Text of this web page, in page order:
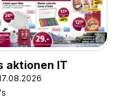
aktionen IT